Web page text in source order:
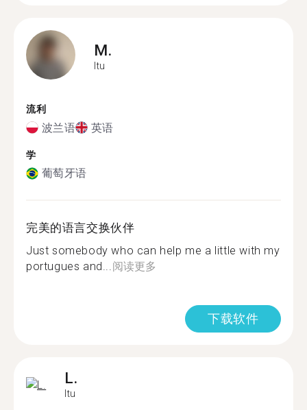
M.
Itu
流利
波兰语 英语
学
葡萄牙语
完美的语言交换伙伴
Just somebody who can help me a little with my
portugues and...阅读更多
下载软件
L.
Itu